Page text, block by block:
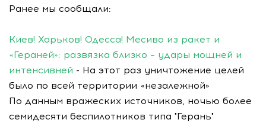
Ранее мы сообщали:
Киев! Харьков! Одесса! Месиво из ракет и
«Гераней»: развязка близко – удары мощней и
интенсивней - На этот раз уничтожение целей
было по всей территории «незалежной»
По данным вражеских источников, ночью более
семидесяти беспилотников типа "Герань"